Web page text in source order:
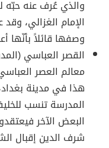
والذي عُرف عنه
الإمام الغزالي، وقد
وصفها قائلاً بأنّها
القصر العباسي
معالم العصر
هذا في مدينة
المدرسة تنسب
البعض الآخر
شرف الدين إقبال